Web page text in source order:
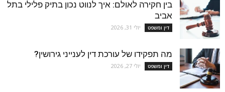
בין חקירה לאולם: איך לנווט נכון בתיק פלילי בתל
אביב
דין ומשפט יולי 31, 2026
מה תפקידו של עורכת דין לענייני גירושין?
דין ומשפט יולי 27, 2026